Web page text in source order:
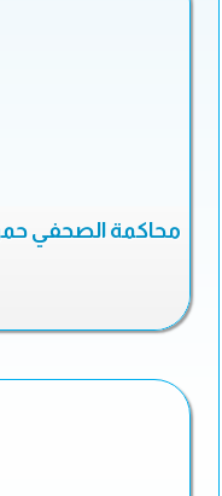
محاكمة الصحفي